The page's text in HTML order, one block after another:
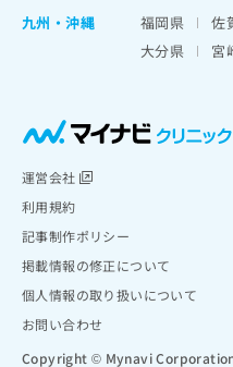
九州・沖縄
福岡県 佐
大分県
宮
運営会社
利用規約
記事制作ポリシー
掲載情報の修正について
個人情報の取り扱いについて
お問い合わせ
Copyright © Mynavi